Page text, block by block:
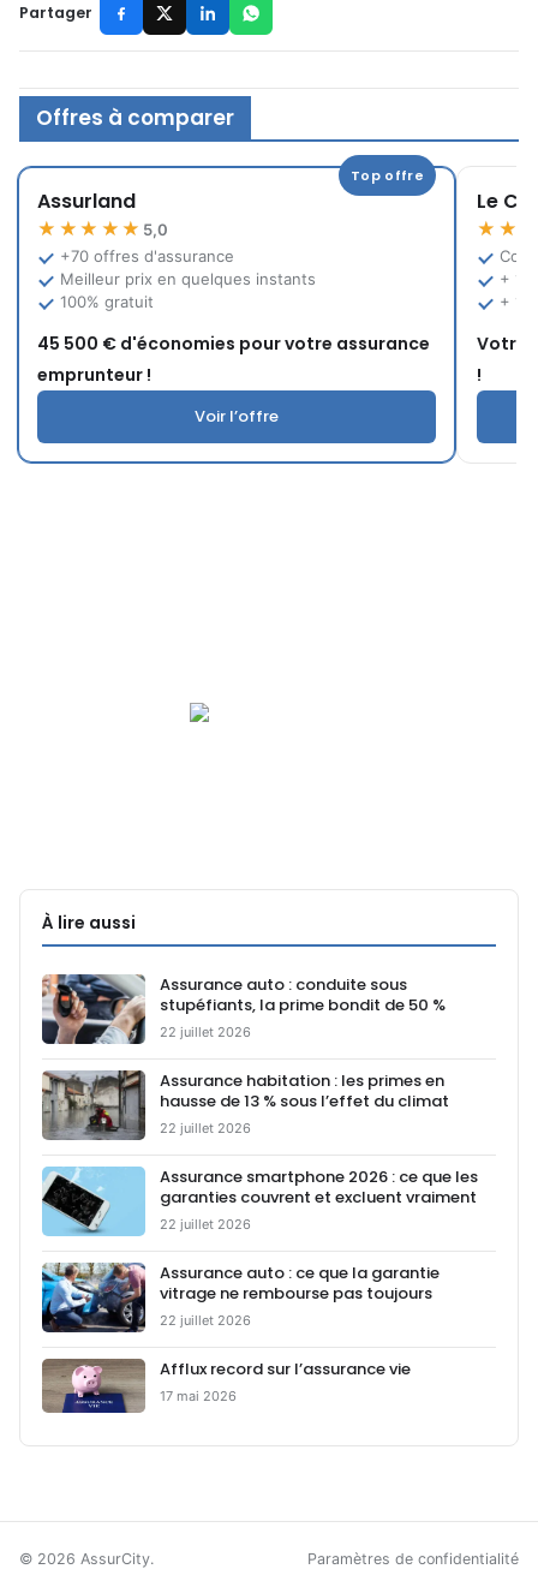
Partager
Offres à comparer
Top offre
Assurland
★★★★★ 5,0
+70 offres d'assurance
Meilleur prix en quelques instants
100% gratuit
45 500 € d'économies pour votre assurance
emprunteur !
Voir l’offre
Le
+
+ 10
Votre
!
À lire aussi
Assurance auto : conduite sous
stupéfiants, la prime bondit de 50 %
22 juillet 2026
Assurance habitation : les primes en
hausse de 13 % sous l’effet du climat
22 juillet 2026
Assurance smartphone 2026 : ce que les
garanties couvrent et excluent vraiment
22 juillet 2026
Assurance auto : ce que la garantie
vitrage ne rembourse pas toujours
22 juillet 2026
Afflux record sur l’assurance vie
17 mai 2026
© 2026 AssurCity. Paramètres de confidentialité